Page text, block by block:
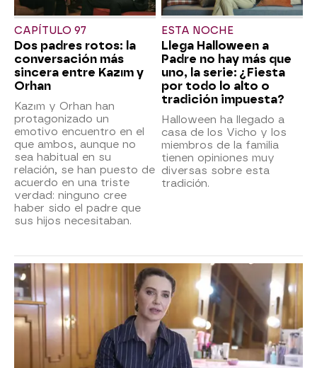
CAPÍTULO 97
Dos padres rotos: la
conversación más
sincera entre Kazım y
Orhan
Kazım y Orhan han
protagonizado un
emotivo encuentro en el
que ambos, aunque no
sea habitual en su
relación, se han puesto de
acuerdo en una triste
verdad: ninguno cree
haber sido el padre que
sus hijos necesitaban.
ESTA NOCHE
Llega Halloween a
Padre no hay más que
uno, la serie: ¿Fiesta
por todo lo alto o
tradición impuesta?
Halloween ha llegado a
casa de los Vicho y los
miembros de la familia
tienen opiniones muy
diversas sobre esta
tradición.